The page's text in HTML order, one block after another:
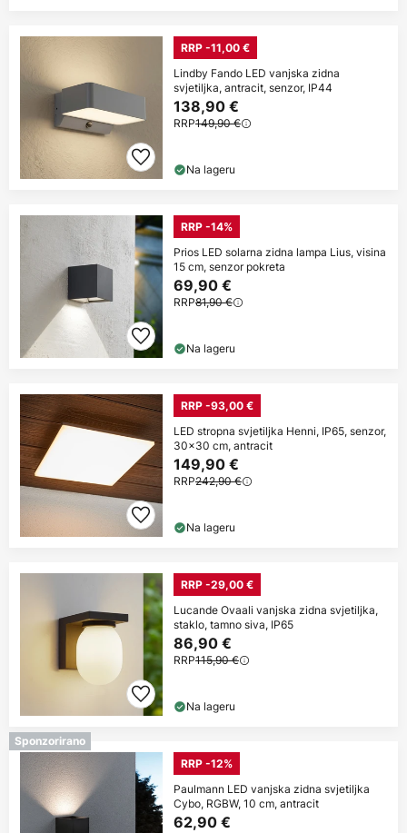
RRP -11,00 €
Lindby Fando LED vanjska zidna
svjetiljka, antracit, senzor, IP44
138,90 €
RRP149,90 €
Na lageru
RRP -14%
Prios LED solarna zidna lampa Lius, visina
15 cm, senzor pokreta
69,90 €
RRP81,90 €
Na lageru
RRP -93,00 €
LED stropna svjetiljka Henni, IP65, senzor,
30x30 cm, antracit
149,90 €
RRP242,90 €
Na lageru
RRP -29,00 €
Lucande Ovaali vanjska zidna svjetiljka,
staklo, tamno siva, IP65
86,90 €
RRP115,90 €
Na lageru
Sponzorirano
RRP -12%
Paulmann LED vanjska zidna svjetiljka
Cybo, RGBW, 10 cm, antracit
62,90 €